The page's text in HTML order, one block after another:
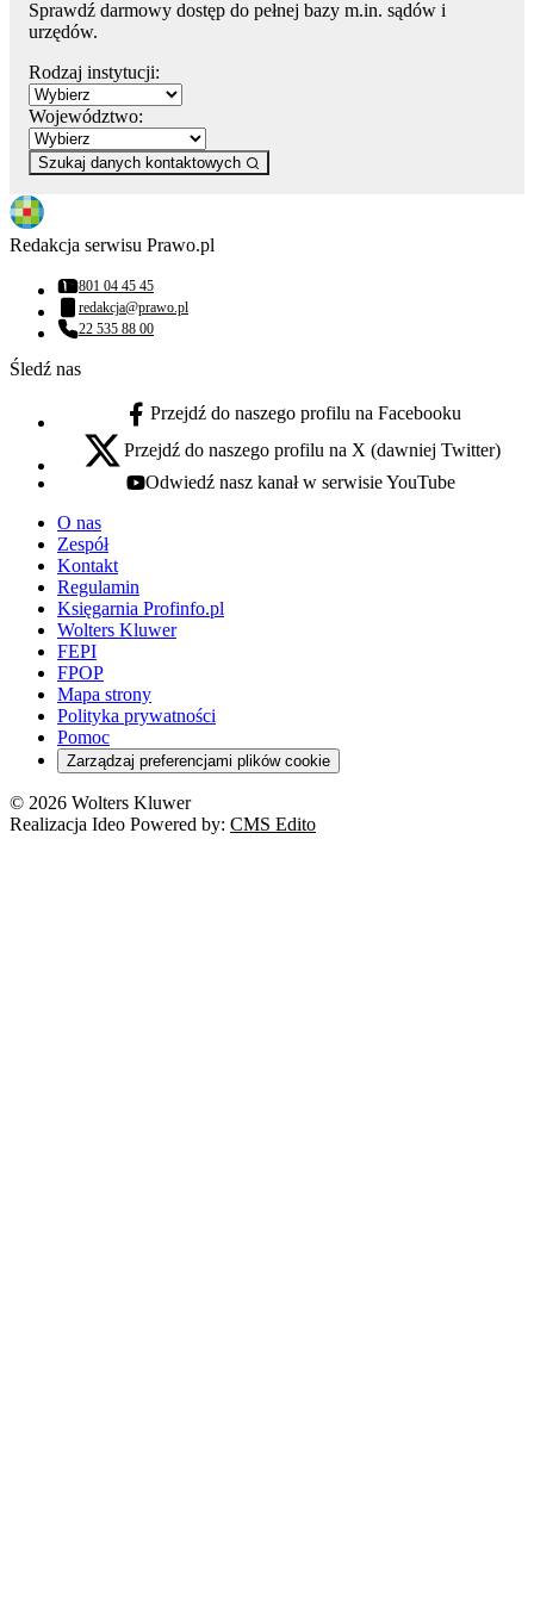
Sprawdź darmowy dostęp do pełnej bazy m.in. sądów i
urzędów.
Rodzaj instytucji:
Województwo:
Szukaj danych kontaktowych
Redakcja serwisu Prawo.pl
Numer telefonu:
801 04 45 45
Adres email:
redakcja@prawo.pl
Numer telefonu:
22 535 88 00
Śledź nas
facebook - otwiera się w nowej karcie
Przejdź do naszego profilu na Facebooku
x - otwiera się w nowej karcie
Przejdź do naszego profilu na X (dawniej Twitter)
youtube - otwiera się w nowej karcie
Odwiedź nasz kanał w serwisie YouTube
O nas
Zespół
Kontakt
Regulamin
Księgarnia Profinfo.pl
Wolters Kluwer
FEPI
FPOP
Mapa strony
Polityka prywatności
Pomoc
Zarządzaj preferencjami plików cookie
© 2026 Wolters Kluwer
Realizacja Ideo Powered by: CMS Edito